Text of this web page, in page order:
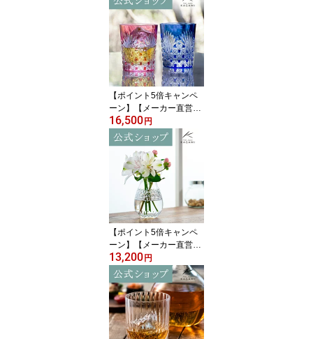
44-CGR＜舞＞グラス ロ
ック 緑 6色展開ギフト 贈
答品 自家用 送別品父の
日 母の日 敬老の日
【ポイント5倍キャンペ
ーン】【メーカー直営
店】江戸切子 カガミクリ
スタルKAGAMI TPS370-
2943-AB＜笹っ葉に四角
籠目紋＞ペアグラス ロッ
ク グラス 赤 青ギフト ラ
ッピング無料 結婚祝 内
祝 贈答品 還暦祝 退職祝
父の日 母の日 敬老の日
16,500円
【ポイント5倍キャンペ
ーン】【メーカー直営店
直営店限定販売】江戸切
子 カガミクリスタルKAG
AMI F714-2998＜しずく
＞一輪挿し 花瓶 クリア
インテリアギフト ラッピ
ング無料 結婚祝 内祝 還
暦祝 古希祝母の日 敬老
13,200円